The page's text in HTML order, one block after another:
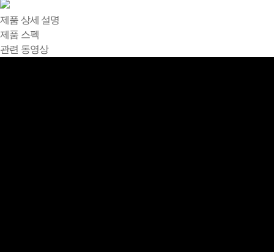
제품 상세 설명
제품 스펙
관련 동영상